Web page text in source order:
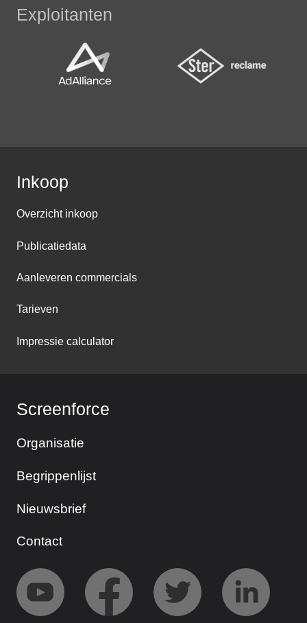
Exploitanten
Inkoop
Overzicht inkoop
Publicatiedata
Aanleveren commercials
Tarieven
Impressie calculator
Screenforce
Organisatie
Begrippenlijst
Nieuwsbrief
Contact